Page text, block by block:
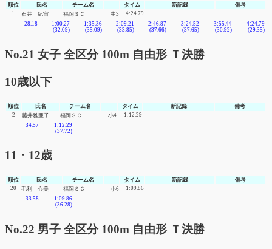
順位 氏名 チーム名 タイム 新記録
備考
1
石井 紀宙 福岡ＳＣ 中3
4:24.79
28.18
1:00.27
(32.09)
1:35.36
(35.09)
2:09.21
(33.85)
2:46.87
(37.66)
3:24.52
(37.65)
3:55.44
(30.92)
4:24.79
(29.35)
No.21 女子 全区分 100m 自由形 Ｔ決勝
10歳以下
順位 氏名 チーム名 タイム 新記録
備考
2
藤井雅亜子 福岡ＳＣ 小4
1:12.29
34.57
1:12.29
(37.72)
11・12歳
順位 氏名 チーム名 タイム 新記録
備考
20
毛利 心美 福岡ＳＣ 小6
1:09.86
33.58
1:09.86
(36.28)
No.22 男子 全区分 100m 自由形 Ｔ決勝